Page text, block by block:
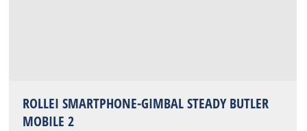
ROLLEI SMARTPHONE-GIMBAL STEADY BUTLER
MOBILE 2